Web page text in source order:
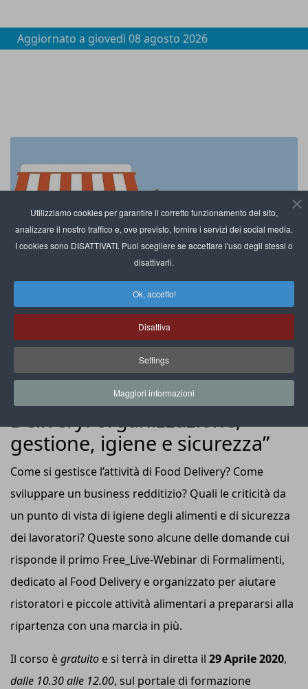
Utilizziamo cookies per garantire il corretto funzionamento del sito,
analizzare il nostro traffico e, ove previsto, fornire i servizi dei social media.
I cookies sono DISATTIVATI. Puoi scegliere se accettare l'uso degli stessi o
disattivarli.
Ok, accetto!
Disattiva
Settings
Maggiori informazioni
Aggiornato a giovedì 08 agosto 2026
EVENTI
Webinar Formalimenti: “Food
gestione, igiene e sicurezza”
Come si gestisce l’attività di Food Delivery? Come
sviluppare un business redditizio? Quali le criticità da
un punto di vista di igiene degli alimenti e di sicurezza
dei lavoratori? Queste sono alcune delle domande cui
risponde il primo Free_Live-Webinar di Formalimenti,
dedicato al Food Delivery e organizzato per aiutare
ristoratori e piccole attività alimentari a prepararsi alla
ripartenza con una marcia in più.
Il corso ègratuito e si terrà in diretta il 29 Aprile 2020,
dalle 10.30 alle 12.00, sul portale di formazione